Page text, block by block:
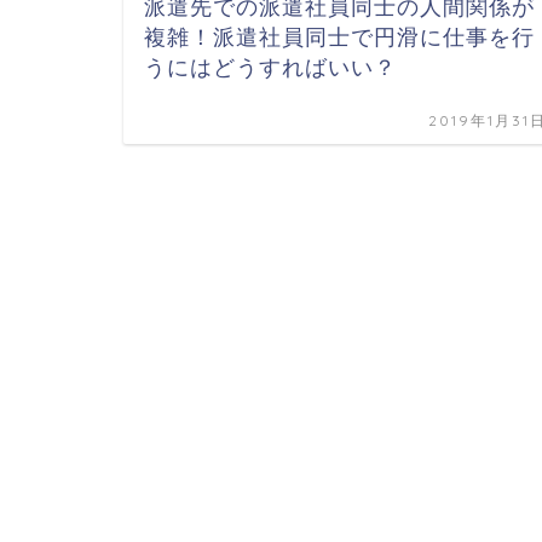
派遣先での派遣社員同士の人間関係が
複雑！派遣社員同士で円滑に仕事を行
うにはどうすればいい？
2019年1月31